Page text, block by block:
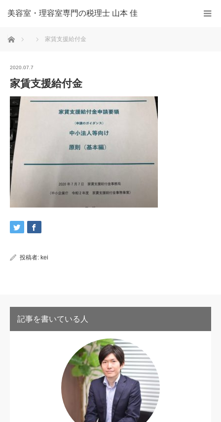
美容室・理容室専門の税理士 山本 佳
ホーム 家賃支援給付金
2020.07.7
家賃支援給付金
投稿者: kei
記事を書いている人